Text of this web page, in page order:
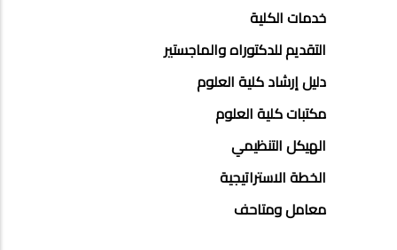
خدمات الكلية
التقديم للدكتوراه والماجستير
دليل إرشاد كلية العلوم
مكتبات كلية العلوم
الهيكل التنظيمي
الخطة الاستراتيجية
معامل ومتاحف